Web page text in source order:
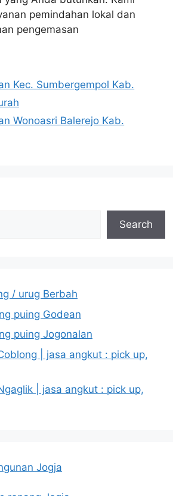
pemindahan lokal dan
pengemasan
Kec. Sumbergempol Kab.
Wonoasri Balerejo Kab.
Search
/ urug Berbah
puing Godean
puing Jogonalan
| jasa angkut : pick up,
| jasa angkut : pick up,
Jogja